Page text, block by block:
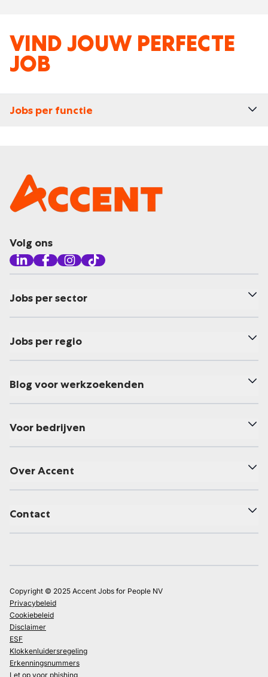
VIND JOUW PERFECTE
JOB
Jobs per functie
Volg ons
Jobs per sector
Jobs per regio
Blog voor werkzoekenden
Voor bedrijven
Over Accent
Contact
Copyright © 2025 Accent Jobs for People NV
Privacybeleid
Cookiebeleid
Disclaimer
ESF
Klokkenluidersregeling
Erkenningsnummers
Let op voor phishing